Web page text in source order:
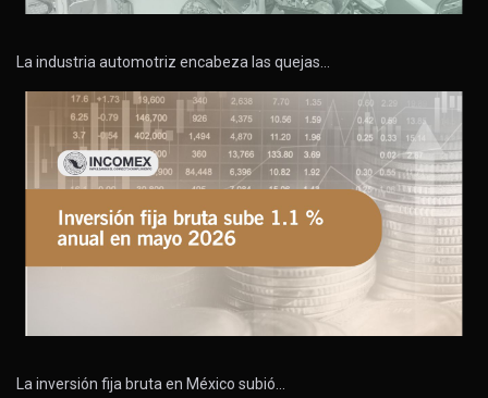
La industria automotriz encabeza las quejas…
La inversión fija bruta en México subió…